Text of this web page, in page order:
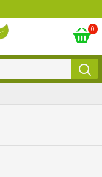
0